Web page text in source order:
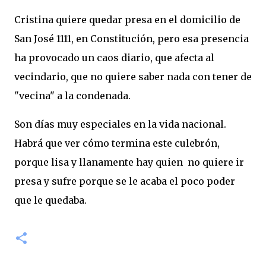
Cristina quiere quedar presa en el domicilio de
San José 1111, en Constitución, pero esa presencia
ha provocado un caos diario, que afecta al
vecindario, que no quiere saber nada con tener de
"vecina" a la condenada.
Son días muy especiales en la vida nacional.
Habrá que ver cómo termina este culebrón,
porque lisa y llanamente hay quien no quiere ir
presa y sufre porque se le acaba el poco poder
que le quedaba.